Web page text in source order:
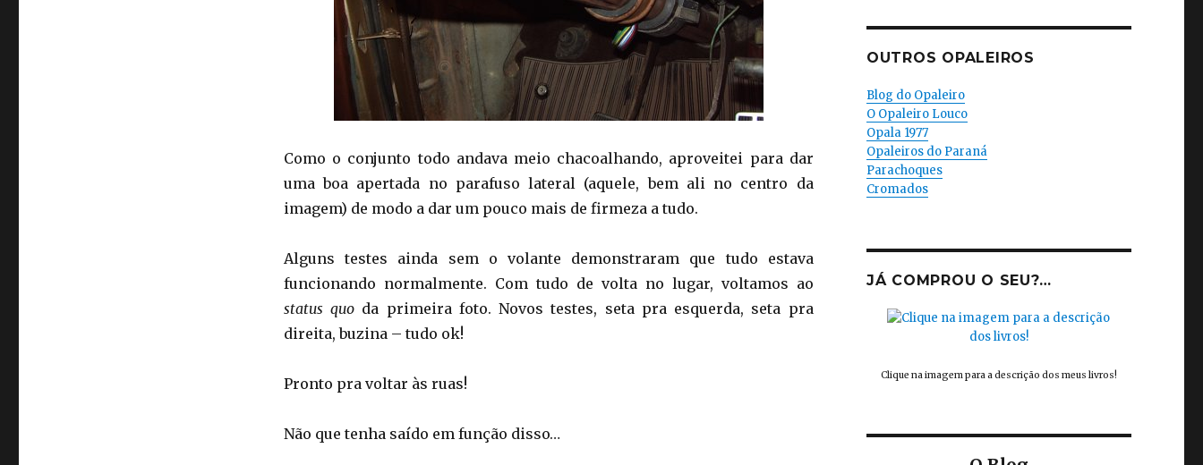
Como o conjunto todo andava meio chacoalhando, aproveitei para dar
uma boa apertada no parafuso lateral (aquele, bem ali no centro da
imagem) de modo a dar um pouco mais de firmeza a tudo.
Alguns testes ainda sem o volante demonstraram que tudo estava
funcionando normalmente. Com tudo de volta no lugar, voltamos ao
status quo da primeira foto. Novos testes, seta pra esquerda, seta pra
direita, buzina – tudo ok!
Pronto pra voltar às ruas!
Não que tenha saído em função disso…
OUTROS OPALEIROS
Blog do Opaleiro
O Opaleiro Louco
Opala 1977
Opaleiros do Paraná
Parachoques
Cromados
JÁ COMPROU O SEU?…
Clique na imagem para a descrição dos meus livros!